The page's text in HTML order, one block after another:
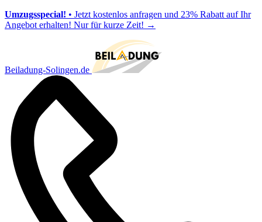
Umzugsspecial! • Jetzt kostenlos anfragen und 23% Rabatt auf Ihr
Angebot erhalten! Nur für kurze Zeit! →
Beiladung-Solingen.de